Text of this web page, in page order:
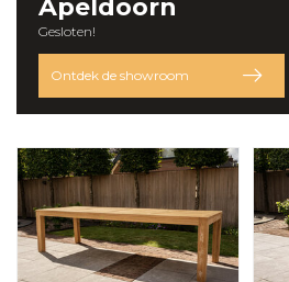
Apeldoorn
Gesloten!
Ontdek de showroom